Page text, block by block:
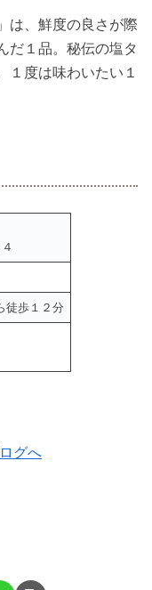
は、鮮度の良さが際
だ１品。秘伝の塩タ
１度は味わいたい１
徒歩１２分